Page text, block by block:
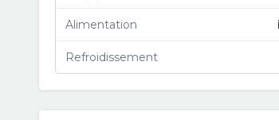
Alimentation
Refroidissement